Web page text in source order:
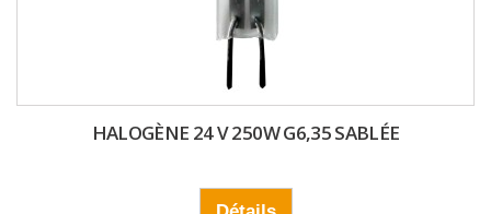
HALOGÈNE 24 V 250W G6,35 SABLÉE